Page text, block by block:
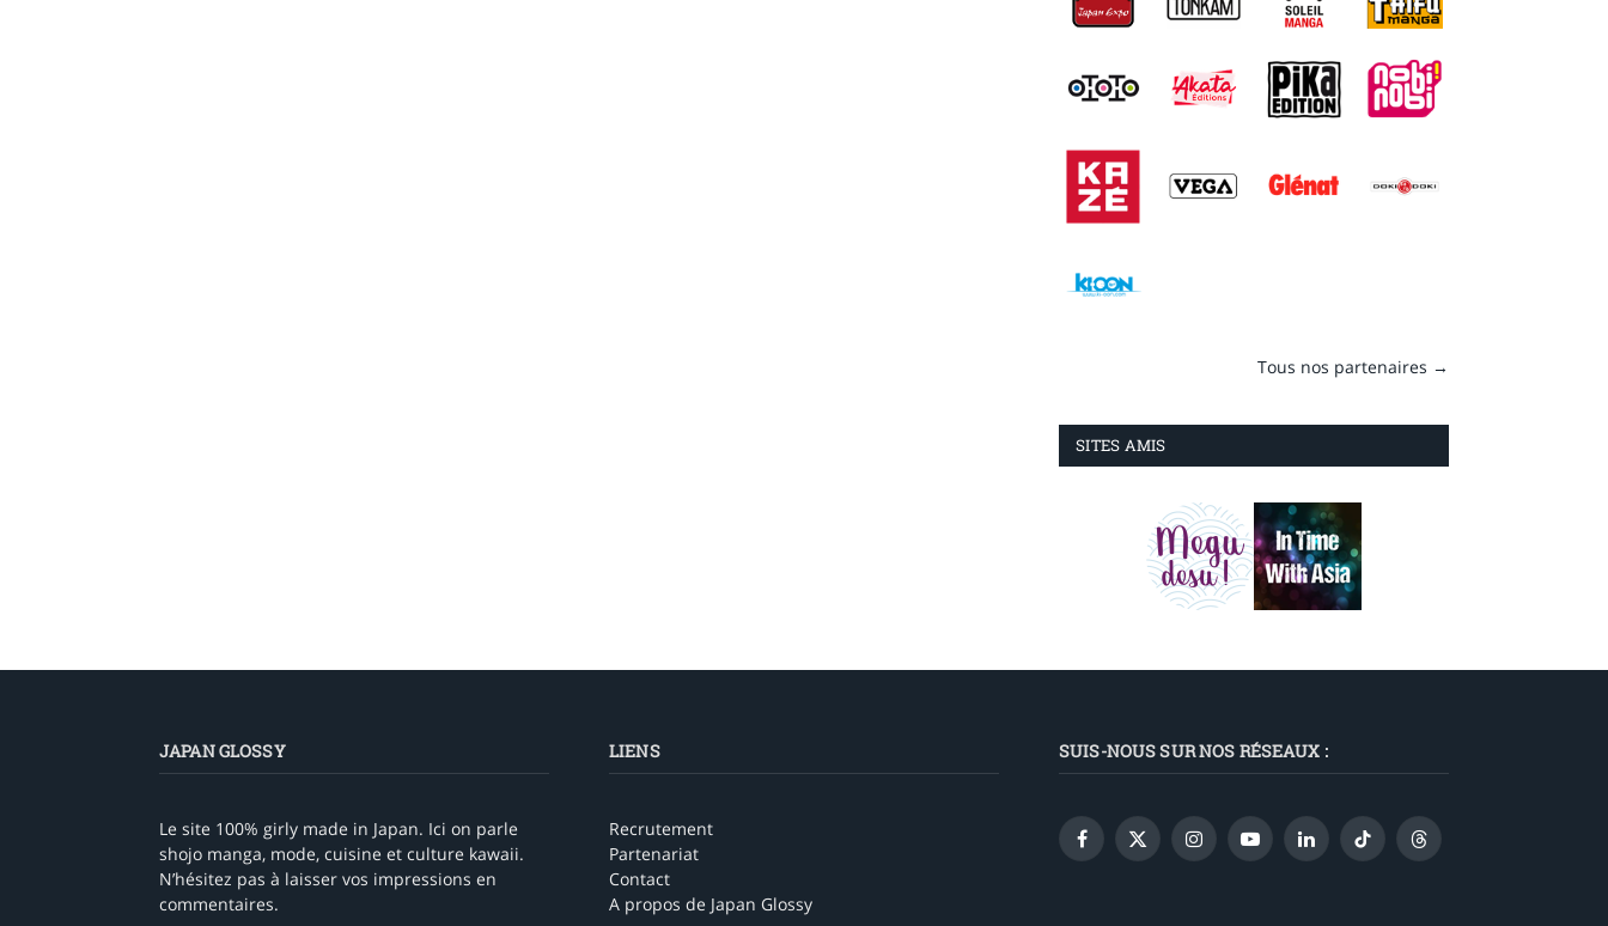
Tous nos partenaires →
SITES AMIS
JAPAN GLOSSY
Le site 100% girly made in Japan. Ici on parle
shojo manga, mode, cuisine et culture kawaii.
N’hésitez pas à laisser vos impressions en
commentaires.
LIENS
Recrutement
Partenariat
Contact
A propos de Japan Glossy
SUIS-NOUS SUR NOS RÉSEAUX :
Facebook
X
InstagramYouTubeLinkedInTikTok Threads